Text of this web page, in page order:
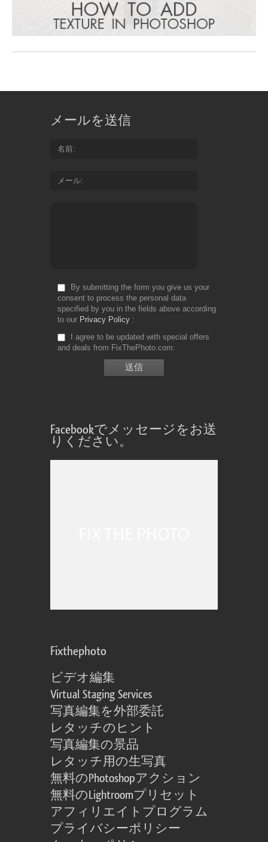
メールを送信
名前
メール
By submitting the form you give us your
consent to process the personal data
specified by you in the fields above according
to our Privacy Policy
I agree to be updated with special offers
and deals from FixThePhoto.com
Facebookでメッセージをお送
りください。
Fixthephoto
ビデオ編集
Virtual Staging Services
写真編集を外部委託
レタッチのヒント
写真編集の景品
レタッチ用の生写真
無料のPhotoshopアクション
無料のLightroomプリセット
アフィリエイトプログラム
プライバシーポリシー